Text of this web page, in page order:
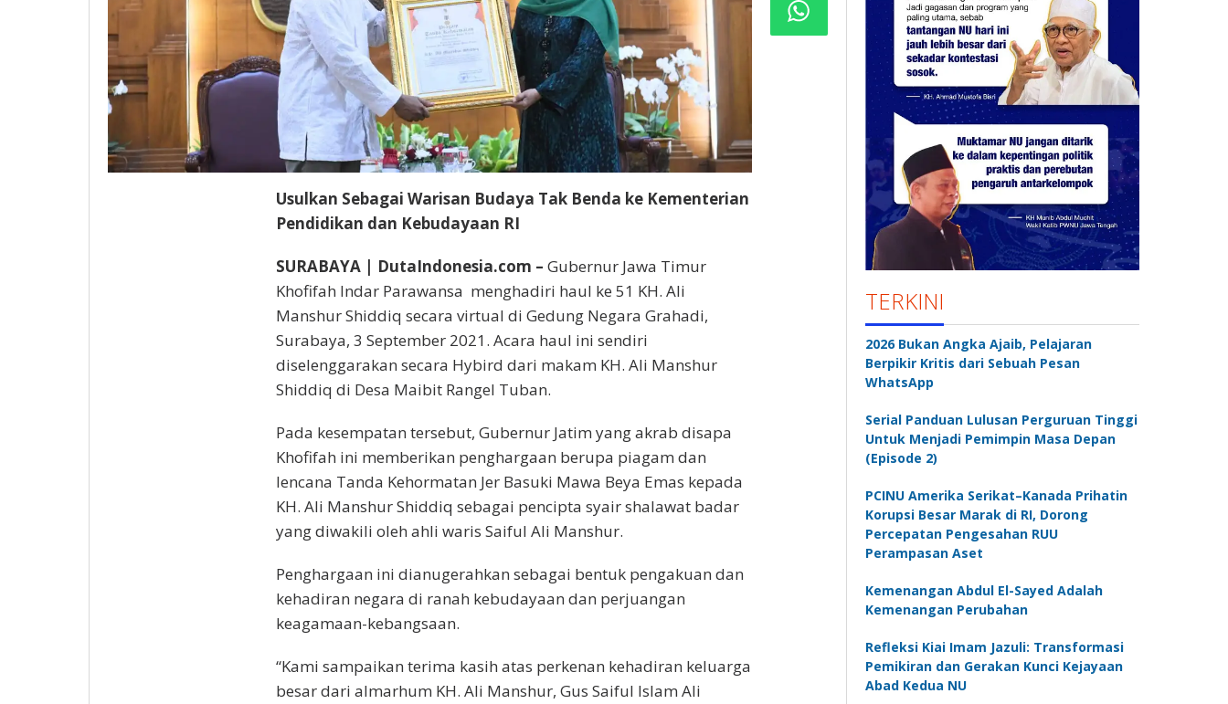
Usulkan Sebagai Warisan Budaya Tak Benda ke Kementerian
Pendidikan dan Kebudayaan RI
SURABAYA | DutaIndonesia.com – Gubernur Jawa Timur
Khofifah Indar Parawansa menghadiri haul ke 51 KH. Ali
Manshur Shiddiq secara virtual di Gedung Negara Grahadi,
Surabaya, 3 September 2021. Acara haul ini sendiri
diselenggarakan secara Hybird dari makam KH. Ali Manshur
Shiddiq di Desa Maibit Rangel Tuban.
Pada kesempatan tersebut, Gubernur Jatim yang akrab disapa
Khofifah ini memberikan penghargaan berupa piagam dan
lencana Tanda Kehormatan Jer Basuki Mawa Beya Emas kepada
KH. Ali Manshur Shiddiq sebagai pencipta syair shalawat badar
yang diwakili oleh ahli waris Saiful Ali Manshur.
Penghargaan ini dianugerahkan sebagai bentuk pengakuan dan
kehadiran negara di ranah kebudayaan dan perjuangan
keagamaan-kebangsaan.
“Kami sampaikan terima kasih atas perkenan kehadiran keluarga
besar dari almarhum KH. Ali Manshur, Gus Saiful Islam Ali
TERKINI
2026 Bukan Angka Ajaib, Pelajaran
Berpikir Kritis dari Sebuah Pesan
WhatsApp
Serial Panduan Lulusan Perguruan Tinggi
Untuk Menjadi Pemimpin Masa Depan
(Episode 2)
PCINU Amerika Serikat–Kanada Prihatin
Korupsi Besar Marak di RI, Dorong
Percepatan Pengesahan RUU
Perampasan Aset
Kemenangan Abdul El-Sayed Adalah
Kemenangan Perubahan
Refleksi Kiai Imam Jazuli: Transformasi
Pemikiran dan Gerakan Kunci Kejayaan
Abad Kedua NU